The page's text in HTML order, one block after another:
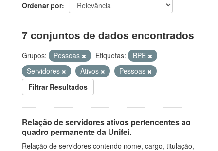
Ordenar por
7 conjuntos de dados encontrados
Grupos: Pessoas Etiquetas:
BPE
Servidores
Ativos
Pessoas
Filtrar Resultados
Relação de servidores ativos pertencentes ao
quadro permanente da Unifei.
Relação de servidores contendo nome, cargo, titulação,